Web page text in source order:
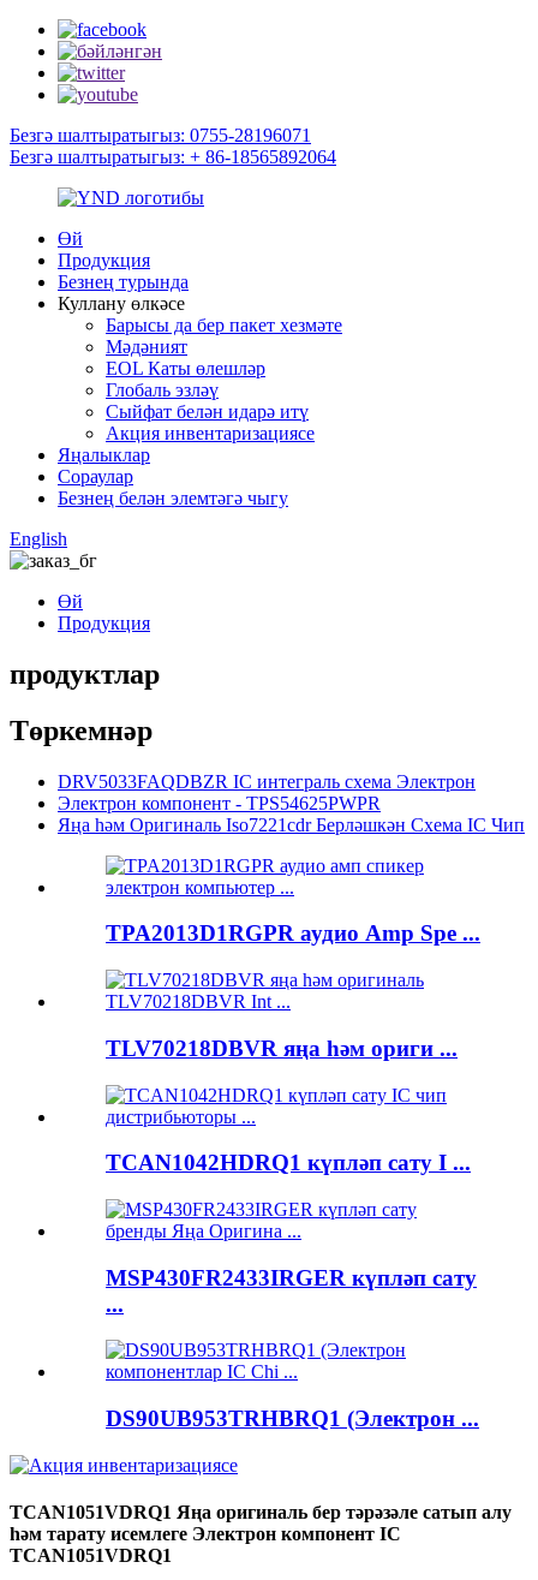
Безгә шалтыратыгыз: 0755-28196071
Безгә шалтыратыгыз: + 86-18565892064
Өй
Продукция
Безнең турында
Куллану өлкәсе
Барысы да бер пакет хезмәте
Мәдәният
EOL Каты өлешләр
Глобаль эзләү
Сыйфат белән идарә итү
Акция инвентаризациясе
Яңалыклар
Сораулар
Безнең белән элемтәгә чыгу
English
Өй
Продукция
продуктлар
Төркемнәр
DRV5033FAQDBZR IC интеграль схема Электрон
Электрон компонент - TPS54625PWPR
Яңа һәм Оригиналь Iso7221cdr Берләшкән Схема IC Чип
TPA2013D1RGPR аудио Amp Spe ...
TLV70218DBVR яңа һәм ориги ...
TCAN1042HDRQ1 күпләп сату I ...
MSP430FR2433IRGER күпләп сату
...
DS90UB953TRHBRQ1 (Электрон ...
TCAN1051VDRQ1 Яңа оригиналь бер тәрәзәле сатып алу
һәм тарату исемлеге Электрон компонент IC
TCAN1051VDRQ1